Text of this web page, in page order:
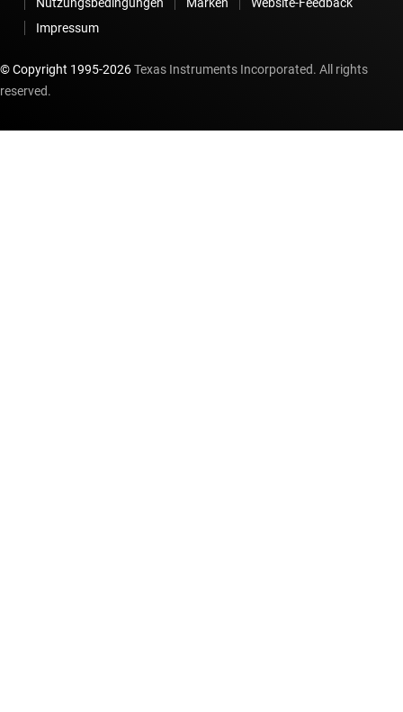
Impressum
© Copyright 1995-2026Texas Instruments Incorporated. All rights
reserved.